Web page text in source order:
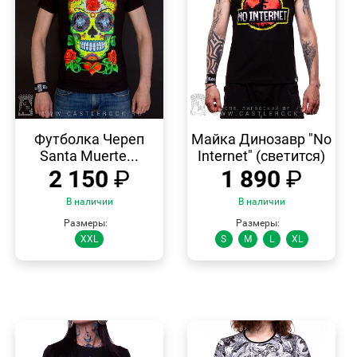
ПРОСМОТР
Футболка Череп
Santa Muerte...
2 150 ₽
В наличии
Размеры:
XXL
ПРОСМОТР
Майка Динозавр "No
Internet" (светится)
1 890 ₽
В наличии
Размеры:
S
M L XL